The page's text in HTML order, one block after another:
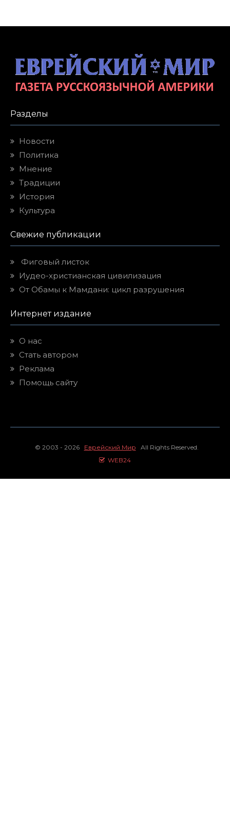
Разделы
Новости
Политика
Мнение
Традиции
История
Культура
Свежие публикации
Фиговый листок
Иудео-христианская цивилизация
От Обамы к Мамдани: цикл разрушения
Интернет издание
О нас
Стать автором
Реклама
Помощь сайту
© 2003 - 2026 Еврейский Мир All Rights Reserved.
WEB24